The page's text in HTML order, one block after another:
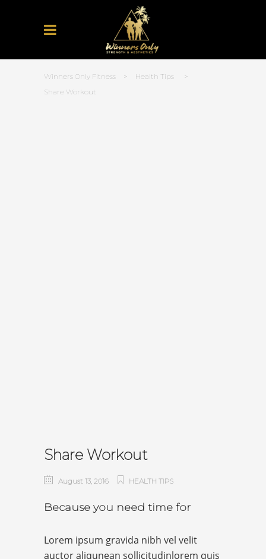
Winners Only Fitness > Health Tips
>
Share Workout
Share Workout
August 13, 2016 HEALTH TIPS
Because you need time for
Lorem ipsum gravida nibh vel velit
auctor aliqunean sollicitudinlorem quis